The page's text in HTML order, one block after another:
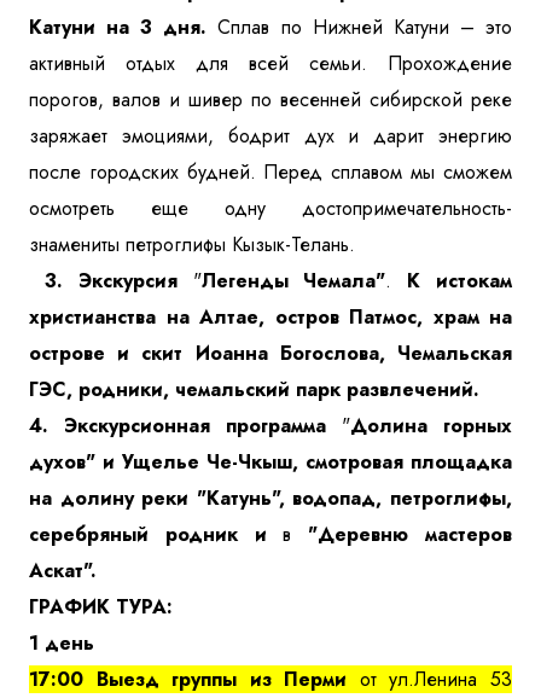
Катуни на 3 дня. Сплав по Нижней Катуни – это
активный отдых для всей семьи. Прохождение
порогов, валов и шивер по весенней сибирской реке
заряжает эмоциями, бодрит дух и дарит энергию
после городских будней. Перед сплавом мы сможем
осмотреть еще одну достопримечательность-
знамениты петроглифы Кызык-Телань.
3. Экскурсия "Легенды Чемала". К истокам
христианства на Алтае, остров Патмос, храм на
острове и скит Иоанна Богослова, Чемальская
ГЭС, родники, чемальский парк развлечений.
4. Экскурсионная программа "Долина горных
духов" и Ущелье Че-Чкыш, смотровая площадка
на долину реки "Катунь", водопад, петроглифы,
серебряный родник ив "Деревню мастеров
Аскат".
ГРАФИК ТУРА:
1 день
17:00 Выезд группы из Перми от ул.Ленина 53